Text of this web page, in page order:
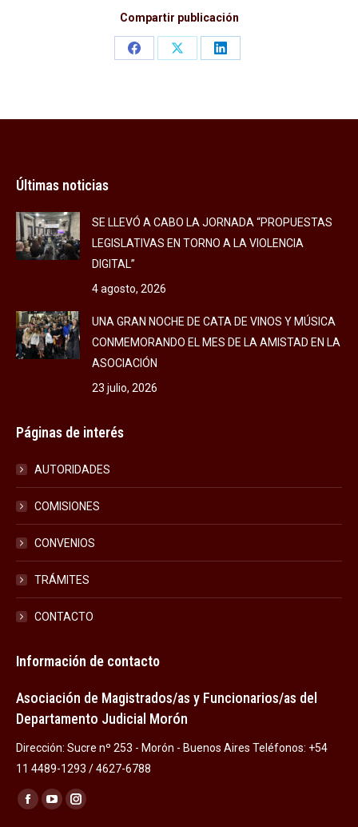
Compartir publicación
Share
Share
Share
Últimas noticias
SE LLEVÓ A CABO LA JORNADA “PROPUESTAS
LEGISLATIVAS EN TORNO A LA VIOLENCIA
DIGITAL”
4 agosto, 2026
UNA GRAN NOCHE DE CATA DE VINOS Y MÚSICA
CONMEMORANDO EL MES DE LA AMISTAD EN LA
ASOCIACIÓN
23 julio, 2026
Páginas de interés
AUTORIDADES
COMISIONES
CONVENIOS
TRÁMITES
CONTACTO
Información de contacto
Asociación de Magistrados/as y Funcionarios/as del
Departamento Judicial Morón
Dirección: Sucre nº 253 - Morón - Buenos Aires Teléfonos: +54
11 4489-1293 / 4627-6788
Encuéntranos en:
Facebook
YouTubeInstagram